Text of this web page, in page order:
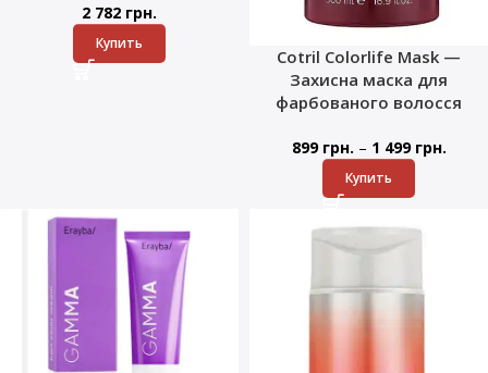
2 782 грн.
Купить
Cotril Colorlife Mask —
Захисна маска для
фарбованого волосся
899 грн. – 1 499 грн.
Купить